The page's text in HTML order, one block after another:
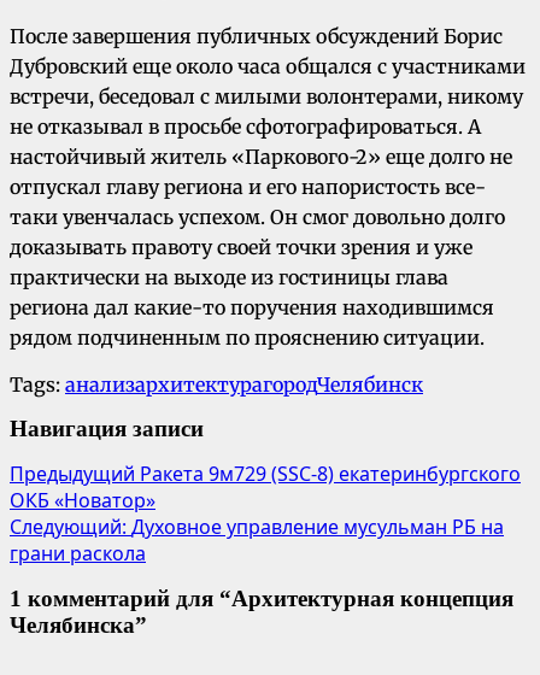
После завершения публичных обсуждений Борис
Дубровский еще около часа общался с участниками
встречи, беседовал с милыми волонтерами, никому
не отказывал в просьбе сфотографироваться. А
настойчивый житель «Паркового-2» еще долго не
отпускал главу региона и его напористость все-
таки увенчалась успехом. Он смог довольно долго
доказывать правоту своей точки зрения и уже
практически на выходе из гостиницы глава
региона дал какие-то поручения находившимся
рядом подчиненным по прояснению ситуации.
Tags: анализархитектурагородЧелябинск
Навигация записи
Предыдущий Ракета 9м729 (SSC-8) екатеринбургского
ОКБ «Новатор»
Следующий: Духовное управление мусульман РБ на
грани раскола
1 комментарий для “Архитектурная концепция
Челябинска”